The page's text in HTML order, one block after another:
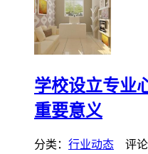
学校设立专业
重要意义
分类： 行业动态 评论